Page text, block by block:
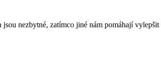
nezbytné, zatímco jiné nám pomáhají